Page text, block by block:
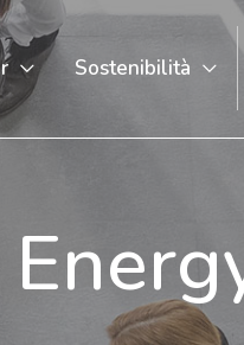
Sostenibilità